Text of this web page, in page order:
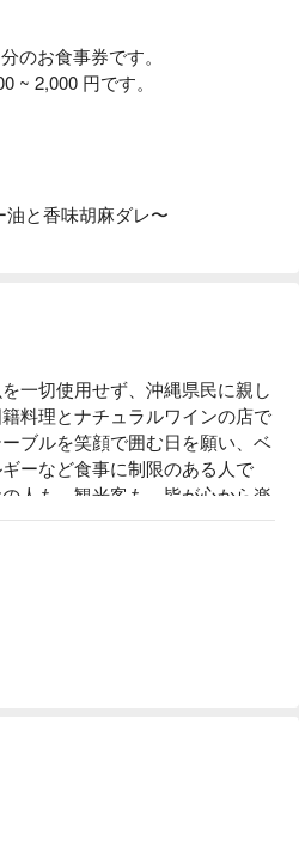
のお食事券です。
~ 2,000 円です。
と香味胡麻ダレ〜
一切使用せず、沖縄県民に親し
料理とナチュラルワインの店で
ブルを笑顔で囲む日を願い、ベ
ーなど食事に制限のある人で
人も、観光客も、皆が心から楽
ます。
主が地元農家との繋がりを築く
際立つ無農薬・有機栽培のもの
カスタイルのラクサです。